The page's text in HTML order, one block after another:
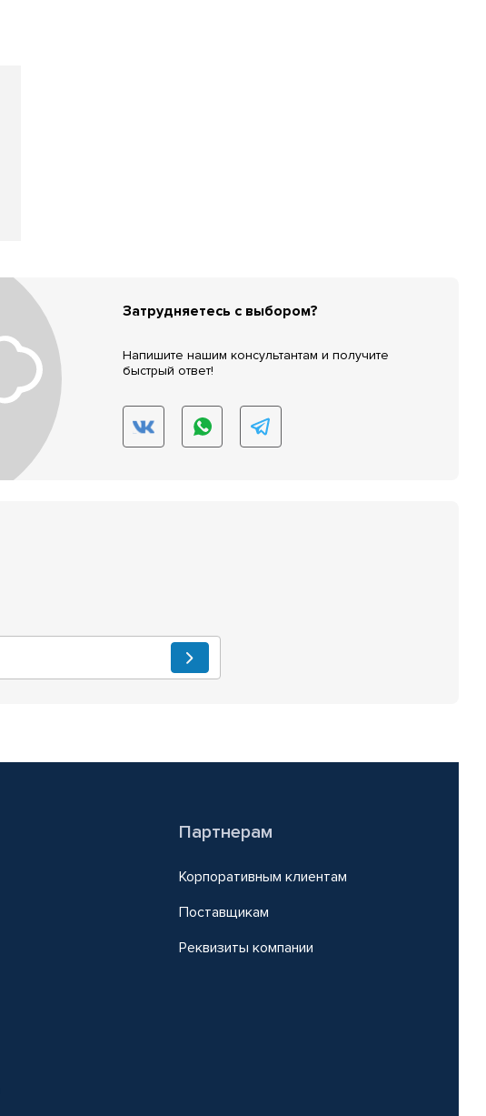
Затрудняетесь с выбором?
Напишите нашим консультантам и получите
быстрый ответ!
Партнерам
Корпоративным клиентам
Поставщикам
Реквизиты компании